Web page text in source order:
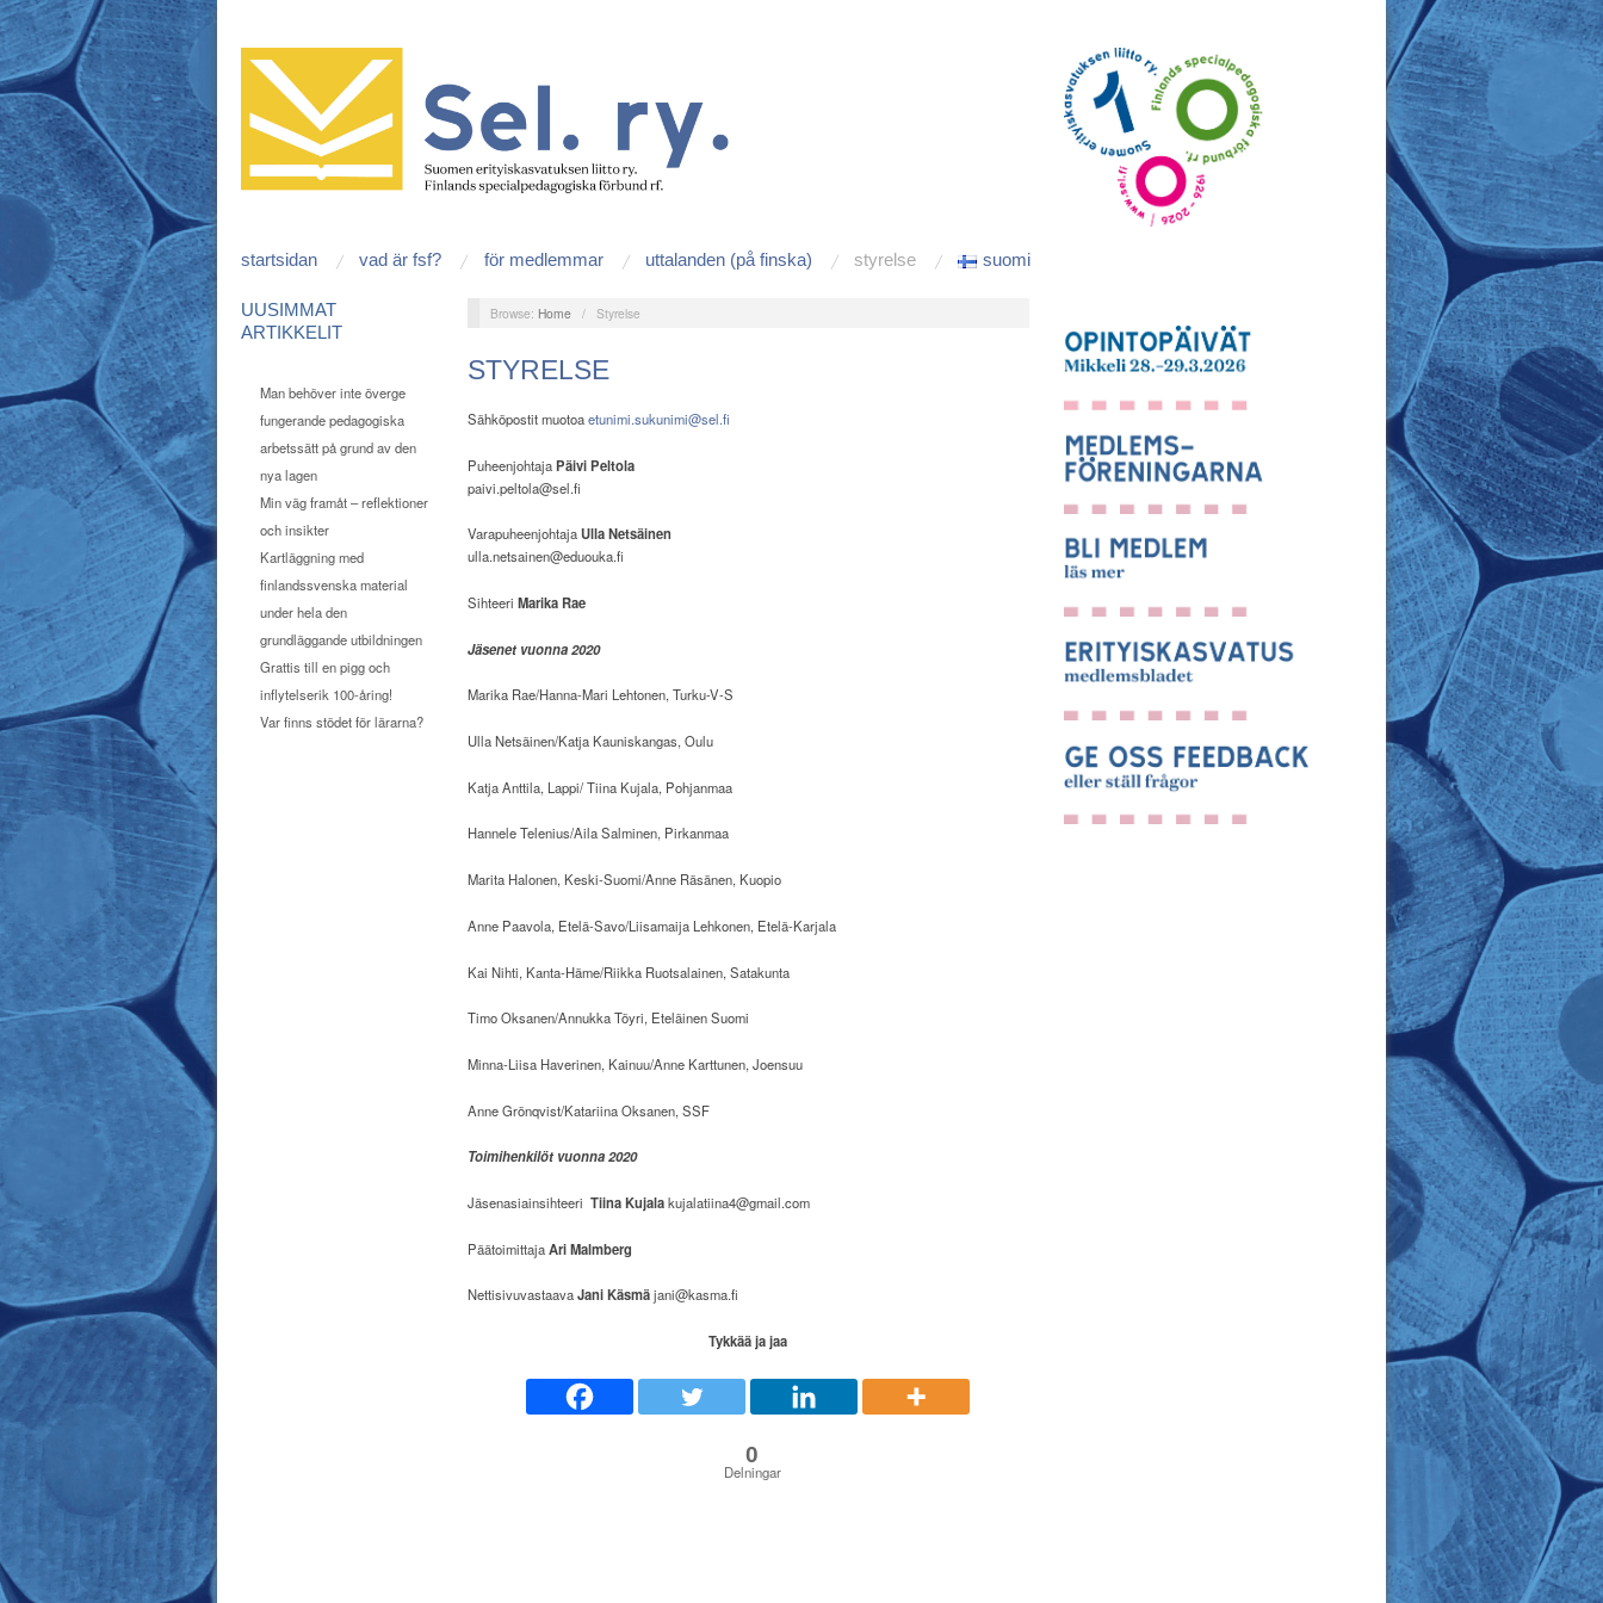
startsidan vad är fsf? för medlemmar uttalanden (på finska) styrelse suomi
UUSIMMAT
ARTIKKELIT
Man behöver inte överge
fungerande pedagogiska
arbetssätt på grund av den
nya lagen
Min väg framåt – reflektioner
och insikter
Kartläggning med
finlandssvenska material
under hela den
grundläggande utbildningen
Grattis till en pigg och
inflytelserik 100-åring!
Var finns stödet för lärarna?
Browse: Home / Styrelse
STYRELSE
Sähköpostit muotoaetunimi.sukunimi@sel.fi
PuheenjohtajaPäivi Peltola
paivi.peltola@sel.fi
VarapuheenjohtajaUlla Netsäinen
ulla.netsainen@eduouka.fi
Sihteeri Marika Rae
Jäsenet vuonna 2020
Marika Rae/Hanna-Mari Lehtonen, Turku-V-S
Ulla Netsäinen/Katja Kauniskangas, Oulu
Katja Anttila, Lappi/ Tiina Kujala, Pohjanmaa
Hannele Telenius/Aila Salminen, Pirkanmaa
Marita Halonen, Keski-Suomi/Anne Räsänen, Kuopio
Anne Paavola, Etelä-Savo/Liisamaija Lehkonen, Etelä-Karjala
Kai Nihti, Kanta-Häme/Riikka Ruotsalainen, Satakunta
Timo Oksanen/Annukka Töyri, Eteläinen Suomi
Minna-Liisa Haverinen, Kainuu/Anne Karttunen, Joensuu
Anne Grönqvist/Katariina Oksanen, SSF
Toimihenkilöt vuonna 2020
Jäsenasiainsihteeri Tiina Kujalakujalatiina4@gmail.com
PäätoimittajaAri Malmberg
NettisivuvastaavaJani Käsmäjani@kasma.fi
Tykkää ja jaa
0
Delningar